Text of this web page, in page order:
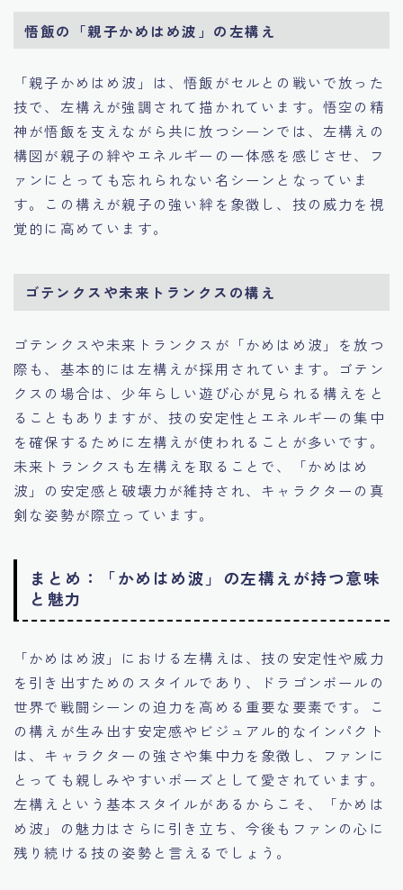
悟飯の「親子かめはめ波」の左構え
「親子かめはめ波」は、悟飯がセルとの戦いで放った
技で、左構えが強調されて描かれています。悟空の精
神が悟飯を支えながら共に放つシーンでは、左構えの
構図が親子の絆やエネルギーの一体感を感じさせ、フ
ァンにとっても忘れられない名シーンとなっていま
す。この構えが親子の強い絆を象徴し、技の威力を視
覚的に高めています。
ゴテンクスや未来トランクスの構え
ゴテンクスや未来トランクスが「かめはめ波」を放つ
際も、基本的には左構えが採用されています。ゴテン
クスの場合は、少年らしい遊び心が見られる構えをと
ることもありますが、技の安定性とエネルギーの集中
を確保するために左構えが使われることが多いです。
未来トランクスも左構えを取ることで、「かめはめ
波」の安定感と破壊力が維持され、キャラクターの真
剣な姿勢が際立っています。
まとめ：「かめはめ波」の左構えが持つ意味
と魅力
「かめはめ波」における左構えは、技の安定性や威力
を引き出すためのスタイルであり、ドラゴンボールの
世界で戦闘シーンの迫力を高める重要な要素です。こ
の構えが生み出す安定感やビジュアル的なインパクト
は、キャラクターの強さや集中力を象徴し、ファンに
とっても親しみやすいポーズとして愛されています。
左構えという基本スタイルがあるからこそ、「かめは
め波」の魅力はさらに引き立ち、今後もファンの心に
残り続ける技の姿勢と言えるでしょう。